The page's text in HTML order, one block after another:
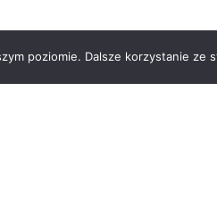
poziomie. Dalsze korzystanie ze